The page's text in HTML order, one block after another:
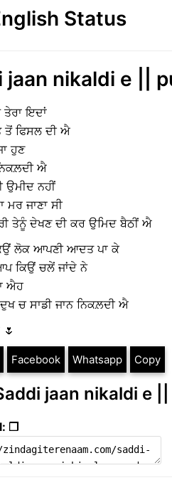
Status
jaan nikaldi e ||
ਇਦਾਂ
ਤੋਂ ਫਿਸਲ ਦੀ ਐ
ਹੁਣ
ਐ
ਉਮੀਦ ਨਹੀਂ
ਮਰ ਜਾਣਾ ਸੀ
ਤੇਨੂੰ ਦੇਖਣ ਦੀ ਕਰ ਉਮਿਦ ਬੈਠੀਂ ਐ
ਲੋਕ ਆਪਣੀ ਆਦਤ ਪਾ ਕੇ
ਕਿਉਂ ਚਲੇਂ ਜਾਂਦੇ ਨੇ
ਐਹ
ਚ ਸਾਡੀ ਜਾਨ ਨਿਕਲ਼ਦੀ ਐ
Facebook Whatsapp Copy
jaan nikaldi e
❐